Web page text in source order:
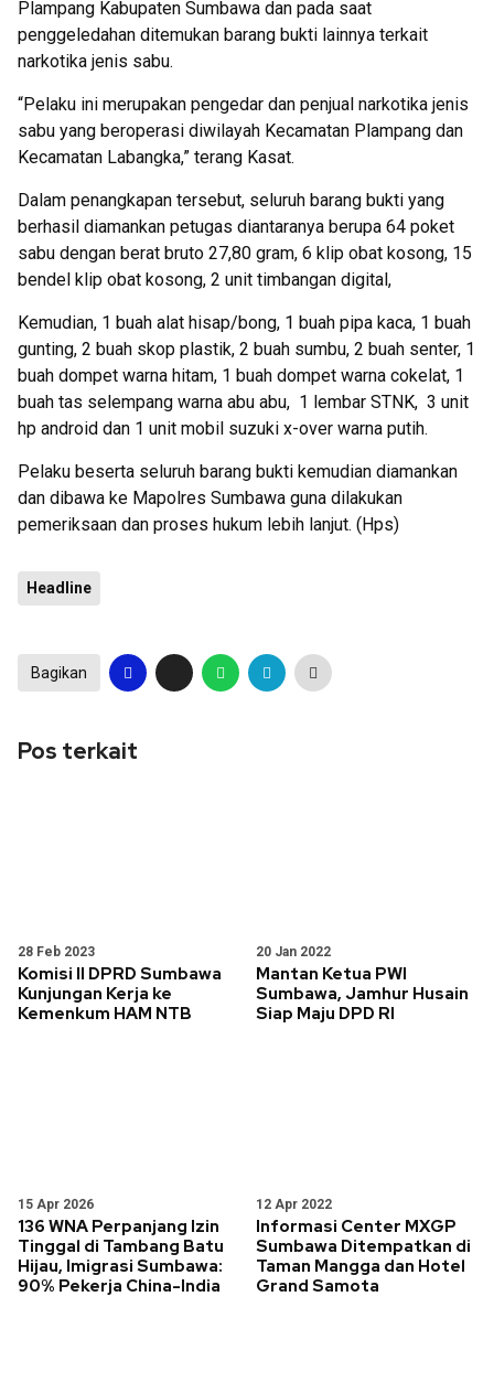
Plampang Kabupaten Sumbawa dan pada saat
penggeledahan ditemukan barang bukti lainnya terkait
narkotika jenis sabu.
“Pelaku ini merupakan pengedar dan penjual narkotika jenis
sabu yang beroperasi diwilayah Kecamatan Plampang dan
Kecamatan Labangka,” terang Kasat.
Dalam penangkapan tersebut, seluruh barang bukti yang
berhasil diamankan petugas diantaranya berupa 64 poket
sabu dengan berat bruto 27,80 gram, 6 klip obat kosong, 15
bendel klip obat kosong, 2 unit timbangan digital,
Kemudian, 1 buah alat hisap/bong, 1 buah pipa kaca, 1 buah
gunting, 2 buah skop plastik, 2 buah sumbu, 2 buah senter, 1
buah dompet warna hitam, 1 buah dompet warna cokelat, 1
buah tas selempang warna abu abu, 1 lembar STNK, 3 unit
hp android dan 1 unit mobil suzuki x-over warna putih.
Pelaku beserta seluruh barang bukti kemudian diamankan
dan dibawa ke Mapolres Sumbawa guna dilakukan
pemeriksaan dan proses hukum lebih lanjut. (Hps)
Headline
Bagikan
Pos terkait
28 Feb 2023
Komisi II DPRD Sumbawa
Kunjungan Kerja ke
Kemenkum HAM NTB
20 Jan 2022
Mantan Ketua PWI
Sumbawa, Jamhur Husain
Siap Maju DPD RI
15 Apr 2026
136 WNA Perpanjang Izin
Tinggal di Tambang Batu
Hijau, Imigrasi Sumbawa:
90% Pekerja China-India
12 Apr 2022
Informasi Center MXGP
Sumbawa Ditempatkan di
Taman Mangga dan Hotel
Grand Samota